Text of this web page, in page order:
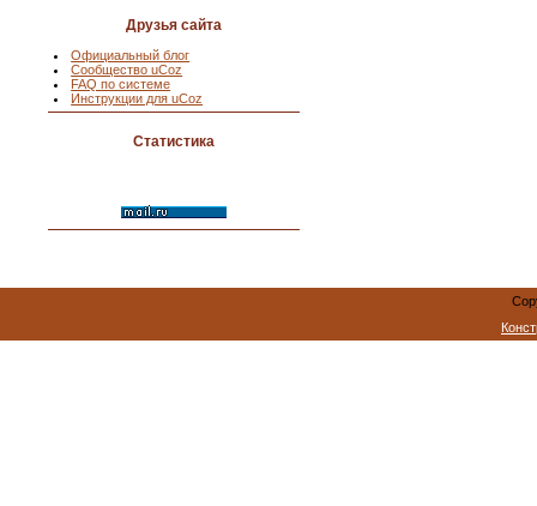
Друзья сайта
Официальный блог
Сообщество uCoz
FAQ по системе
Инструкции для uCoz
Статистика